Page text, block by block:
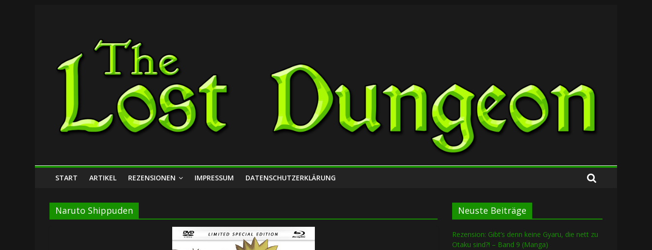
Lost
Dungeon
START ARTIKEL REZENSIONEN IMPRESSUM DATENSCHUTZERKLÄRUNG
Naruto Shippuden Neuste Beiträge
Rezension: Gibt’s denn keine Gyaru, die nett zu
Otaku sind?! – Band 9 (Manga)